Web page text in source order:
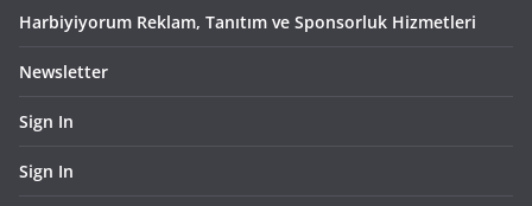
Harbiyiyorum Reklam, Tanıtım ve Sponsorluk Hizmetleri
Newsletter
Sign In
Sign In